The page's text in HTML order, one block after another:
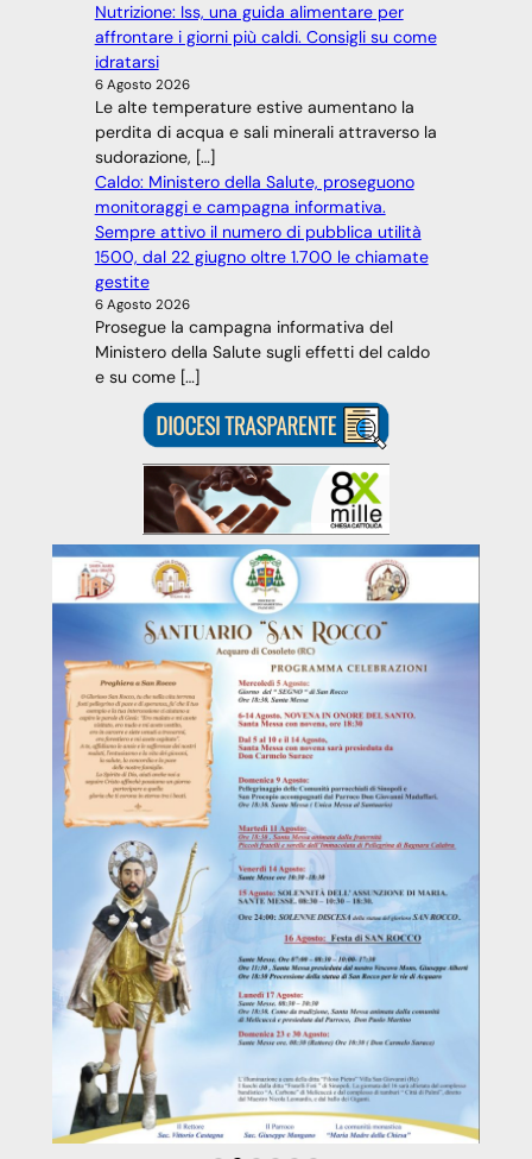
Nutrizione: Iss, una guida alimentare per
affrontare i giorni più caldi. Consigli su come
idratarsi
6 Agosto 2026
Le alte temperature estive aumentano la
perdita di acqua e sali minerali attraverso la
sudorazione, […]
Caldo: Ministero della Salute, proseguono
monitoraggi e campagna informativa.
Sempre attivo il numero di pubblica utilità
1500, dal 22 giugno oltre 1.700 le chiamate
gestite
6 Agosto 2026
Prosegue la campagna informativa del
Ministero della Salute sugli effetti del caldo
e su come […]